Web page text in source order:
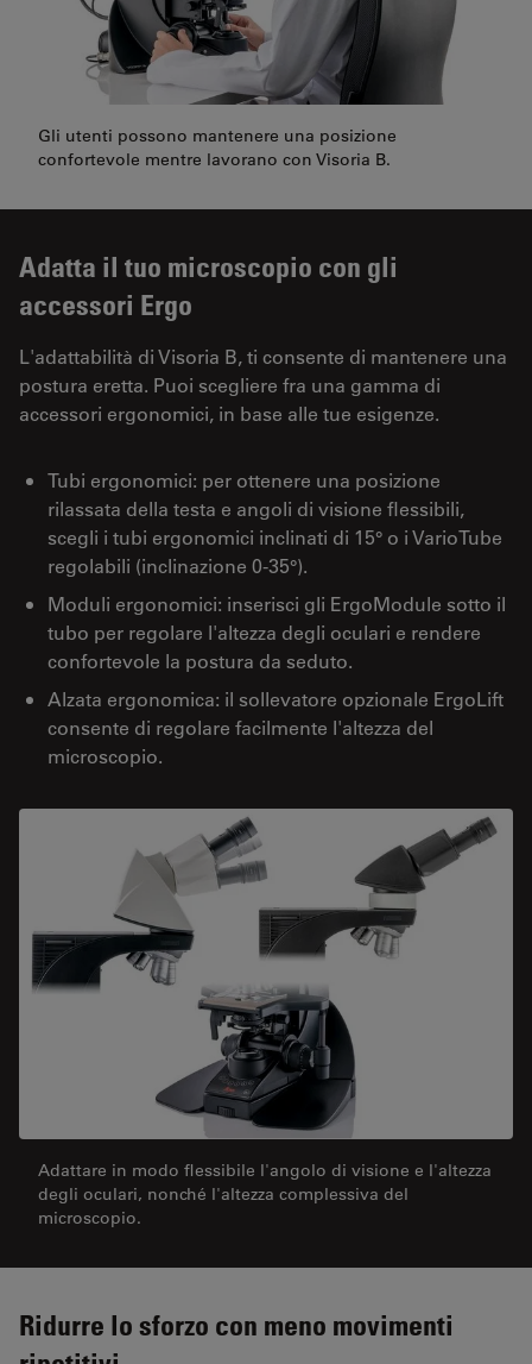
Gli utenti possono mantenere una posizione
confortevole mentre lavorano con Visoria B.
Adatta il tuo microscopio con gli
accessori Ergo
L'adattabilità di Visoria B, ti consente di mantenere una
postura eretta. Puoi scegliere fra una gamma di
accessori ergonomici, in base alle tue esigenze.
Tubi ergonomici: per ottenere una posizione
rilassata della testa e angoli di visione flessibili,
scegli i tubi ergonomici inclinati di 15° o i VarioTube
regolabili (inclinazione 0-35°).
Moduli ergonomici: inserisci gli ErgoModule sotto il
tubo per regolare l'altezza degli oculari e rendere
confortevole la postura da seduto.
Alzata ergonomica: il sollevatore opzionale ErgoLift
consente di regolare facilmente l'altezza del
microscopio.
Adattare in modo flessibile l'angolo di visione e l'altezza
degli oculari, nonché l'altezza complessiva del
microscopio.
Ridurre lo sforzo con meno movimenti